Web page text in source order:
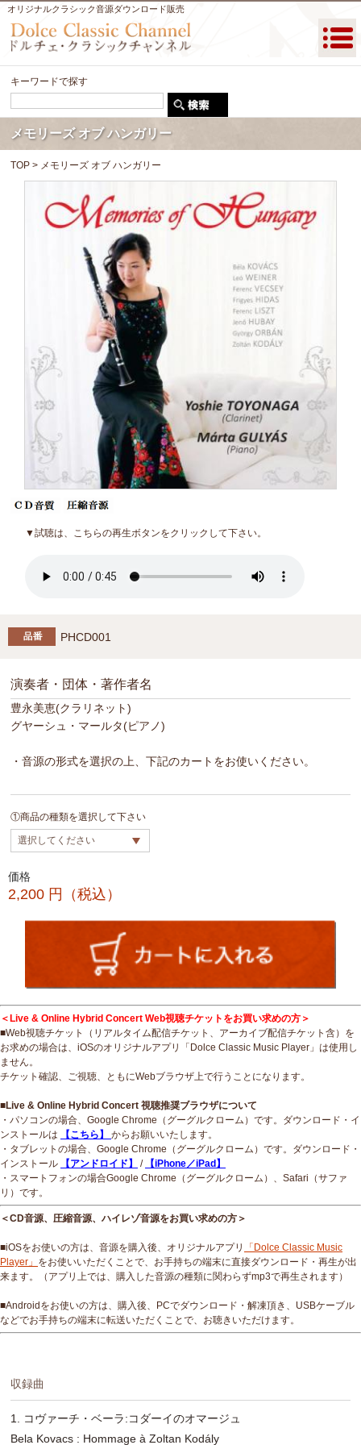
オリジナルクラシック音源ダウンロード販売
キーワードで探す
メモリーズ オブ ハンガリー
TOP > メモリーズ オブ ハンガリー
▼試聴は、こちらの再生ボタンをクリックして下さい。
PHCD001
演奏者・団体・著作者名
豊永美恵(クラリネット)
グヤーシュ・マールタ(ピアノ)
・音源の形式を選択の上、下記のカートをお使いください。
①商品の種類を選択して下さい
価格
2,200 円（税込）
＜Live & Online Hybrid Concert Web視聴チケットをお買い求めの方＞
■Web視聴チケット（リアルタイム配信チケット、アーカイブ配信チケット含）を
お求めの場合は、iOSのオリジナルアプリ「Dolce Classic Music Player」は使用し
ません。
チケット確認、ご視聴、ともにWebブラウザ上で行うことになります。
■Live & Online Hybrid Concert 視聴推奨ブラウザについて
・パソコンの場合、Google Chrome（グーグルクローム）です。ダウンロード・イ
ンストールは
【こちら】
からお願いいたします。
・タブレットの場合、Google Chrome（グーグルクローム）です。ダウンロード・
インストール
【アンドロイド】 /
【iPhone／iPad】
・スマートフォンの場合Google Chrome（グーグルクローム）、Safari（サファ
リ）です。
＜CD音源、圧縮音源、ハイレゾ音源をお買い求めの方＞
■iOSをお使いの方は、音源を購入後、オリジナルアプリ
「Dolce Classic Music
Player」 をお使いいただくことで、お手持ちの端末に直接ダウンロード・再生が出
来ます。（アプリ上では、購入した音源の種類に関わらずmp3で再生されます）
■Androidをお使いの方は、購入後、PCでダウンロード・解凍頂き、USBケーブル
などでお手持ちの端末に転送いただくことで、お聴きいただけます。
収録曲
1. コヴァーチ・ベーラ:コダーイのオマージュ
Bela Kovacs : Hommage à Zoltan Kodály